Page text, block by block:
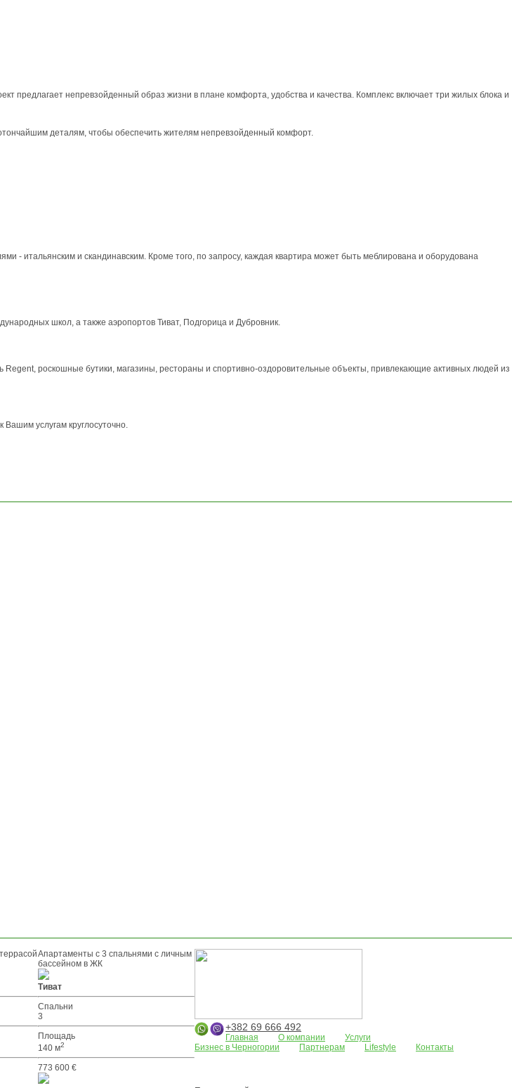
предлагает непревзойденный образ жизни в плане комфорта, удобства и качества. Комплекс включает три жилых блока и
деталям, чтобы обеспечить жителям непревзойденный комфорт.
- итальянским и скандинавским. Кроме того, по запросу, каждая квартира может быть меблирована и оборудована
школ, а также аэропортов Тиват, Подгорица и Дубровник.
роскошные бутики, магазины, рестораны и спортивно-оздоровительные объекты, привлекающие активных людей из
услугам круглосуточно.
Апартаменты с 3 спальнями с личным
бассейном в ЖК
Тиват
Спальни
3
Площадь
140 м2
773 600 €
+382 69 666 492
Главная О компании
Услуги
Бизнес в Черногории
Партнерам Lifestyle Контакты